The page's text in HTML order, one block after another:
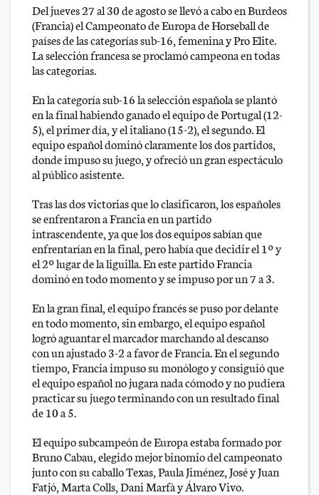
Del jueves 27 al 30 de agosto se llevó a cabo en Burdeos
(Francia) el Campeonato de Europa de Horseball de
países de las categorías sub-16, femenina y Pro Elite.
La selección francesa se proclamó campeona en todas
las categorías.
En la categoría sub-16 la selección española se plantó
en la final habiendo ganado el equipo de Portugal (12-
5), el primer día, y el italiano (15-2), el segundo. El
equipo español dominó claramente los dos partidos,
donde impuso su juego, y ofreció un gran espectáculo
al público asistente.
Tras las dos victorias que lo clasificaron, los españoles
se enfrentaron a Francia en un partido
intrascendente, ya que los dos equipos sabían que
enfrentarían en la final, pero había que decidir el 1º y
el 2º lugar de la liguilla. En este partido Francia
dominó en todo momento y se impuso por un 7 a 3.
En la gran final, el equipo francés se puso por delante
en todo momento, sin embargo, el equipo español
logró aguantar el marcador marchando al descanso
con un ajustado 3-2 a favor de Francia. En el segundo
tiempo, Francia impuso su monólogo y consiguió que
el equipo español no jugara nada cómodo y no pudiera
practicar su juego terminando con un resultado final
de 10 a 5.
El equipo subcampeón de Europa estaba formado por
Bruno Cabau, elegido mejor binomio del campeonato
junto con su caballo Texas, Paula Jiménez, José y Juan
Fatjó, Marta Colls, Dani Marfà y Álvaro Vivo.